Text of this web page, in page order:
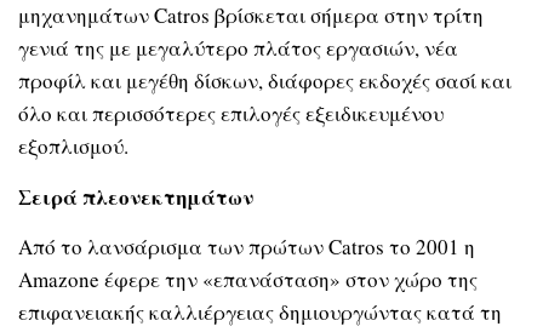
μηχανημάτων Catros βρίσκεται σήμερα στην τρίτη
γενιά της με μεγαλύτερο πλάτος εργασιών, νέα
προφίλ και μεγέθη δίσκων, διάφορες εκδοχές σασί και
όλο και περισσότερες επιλογές εξειδικευμένου
εξοπλισμού.
Σειρά πλεονεκτημάτων
Από το λανσάρισμα των πρώτων Catros το 2001 η
Amazone έφερε την «επανάσταση» στον χώρο της
επιφανειακής καλλιέργειας δημιουργώντας κατά τη